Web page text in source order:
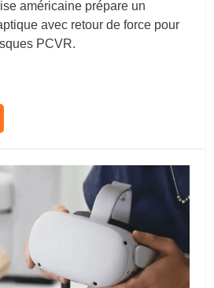
américaine prépare un
avec retour de force pour
PCVR.